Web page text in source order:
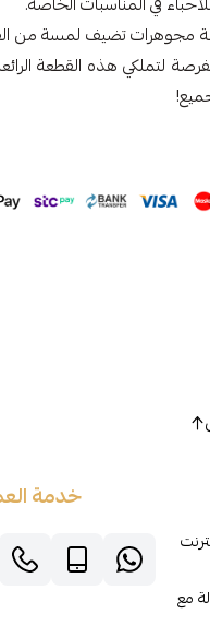
الفرصة لتملكي هذه القطعة
مع
خدمة